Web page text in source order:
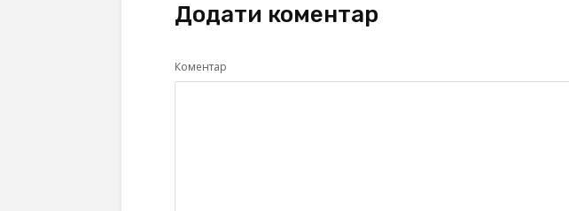
Додати коментар
Коментар